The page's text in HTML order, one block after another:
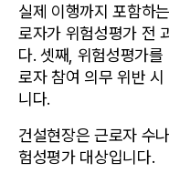
실제 이행까지 포함하
로자가 위험성평가 전
다. 셋째, 위험성평가
로자 참여 의무 위반
니다.
건설현장은 근로자 수
험성평가 대상입니다.